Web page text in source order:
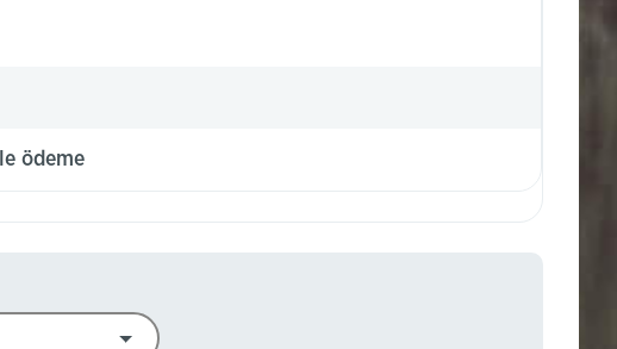
ödeme